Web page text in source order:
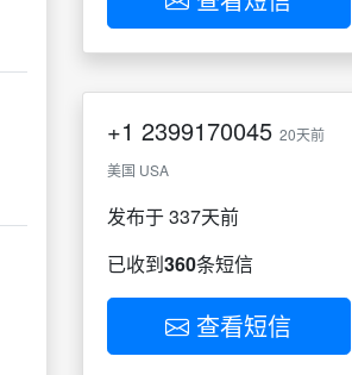
+1 2399170045 20天前
美国 USA
发布于 337天前
已收到360条短信
查看短信